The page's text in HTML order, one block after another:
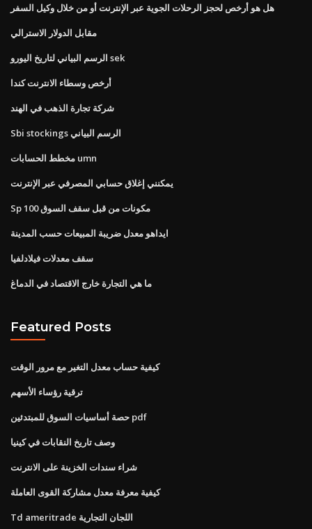
هل هو أرخص لحجز الرحلات الجوية عبر الإنترنت أو من خلال وكيل السفر
مقابل الدولار الاسترالي
الرسم البياني لتاريخ اليورو sek
أرخص وسطاء الانترنت كندا
شركة تجارة الذهب في الهند
Sbi stockings الرسم البياني
مخطط الحسابات umn
يمكنني إغلاق حسابي المصرفي عبر الإنترنت
Sp 100 مكونات من قبل سقف السوق
ايداهو معدل ضريبة المبيعات حسب المدينة
سقف معدلات فيلادلفيا
ما هي التجارة خارج الاقتصاد في الدماغ
Featured Posts
كيفية حساب معدل التغير مع مرور الوقت
ترقية رؤساء الأسهم
حصة أساسيات السوق للمبتدئين pdf
وصف تاريخ النقابات في كينيا
شراء سندات الخزينة على الانترنت
كيفية معرفة معدل مشاركة القوى العاملة
Td ameritrade اللجان التجارية